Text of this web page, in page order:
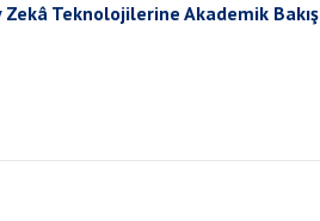
Zekâ Teknolojilerine Akademik Bakış